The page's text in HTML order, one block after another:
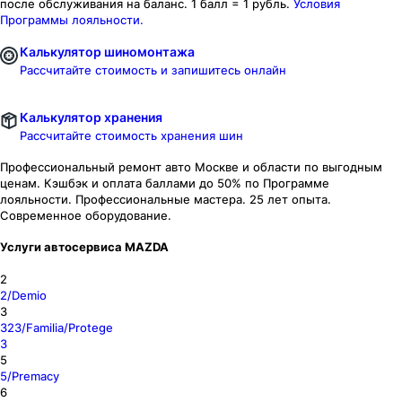
после обслуживания на баланс. 1 балл = 1 рубль. Условия
Программы лояльности.
Калькулятор шиномонтажа
Рассчитайте стоимость и запишитесь онлайн
Калькулятор хранения
Рассчитайте стоимость хранения шин
Профессиональный ремонт авто Москве и области по выгодным
ценам. Кэшбэк и оплата баллами до 50% по Программе
лояльности. Профессиональные мастера. 25 лет опыта.
Современное оборудование.
Услуги автосервиса MAZDA
2
2/Demio
3
323/Familia/Protege
3
5
5/Premacy
6